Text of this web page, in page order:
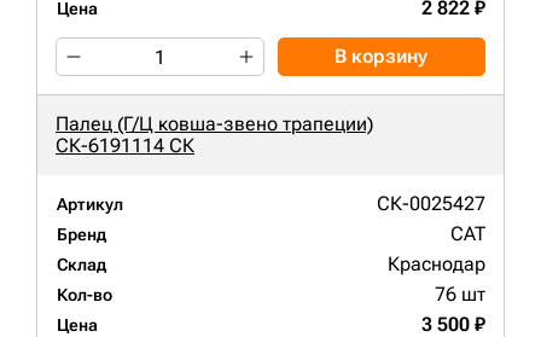
Цена 2 822 ₽
В корзину
Палец (Г/Ц ковша-звено трапеции)
СК-6191114 СК
Артикул СК-0025427
Бренд CAT
Склад Краснодар
Кол-во 76 шт
Цена 3 500 ₽